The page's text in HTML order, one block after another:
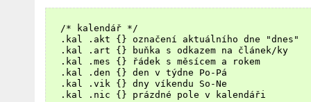
  /* kalendář */
  .kal .akt {} označení aktuálního dne "dnes"
  .kal .art {} buňka s odkazem na článek/ky
  .kal .mes {} řádek s měsícem a rokem
  .kal .den {} den v týdne Po-Pá
  .kal .vik {} dny víkendu So-Ne